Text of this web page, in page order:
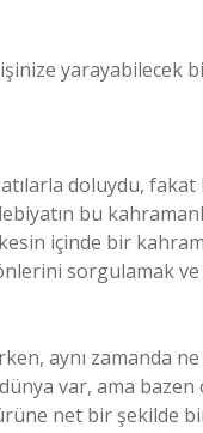
yarayabilecek
doluydu, fakat
bu
içinde bir
sorgulamak
aynı zamanda ne
var, ama bazen
net bir şekilde